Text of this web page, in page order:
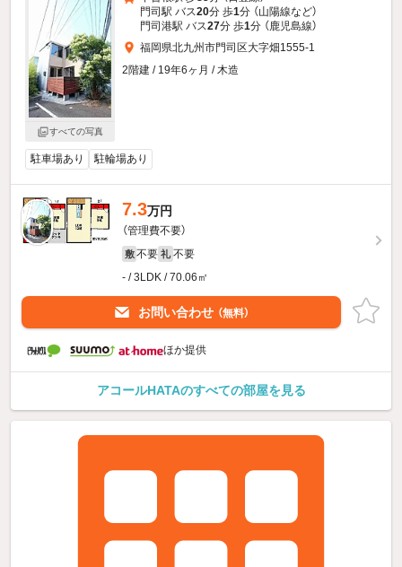
すべての写真
門司駅 バス20分 歩1分 （山陽線など）
門司港駅 バス27分 歩1分 （鹿児島線）
福岡県北九州市門司区大字畑1555-1
2階建 / 19年6ヶ月 / 木造
駐車場あり 駐輪場あり
7.3万円
（管理費不要）
敷 不要 礼 不要
- / 3LDK / 70.06㎡
お問い合わせ （無料）
ほか提供
アコールHATAのすべての部屋を見る